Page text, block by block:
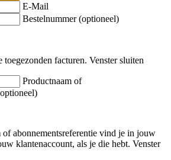
E-Mail
Bestelnummer (optioneel)
toegezonden facturen. Venster sluiten
Productnaam of
of abonnementsreferentie vind je in jouw
klantenaccount, als je die hebt. Venster